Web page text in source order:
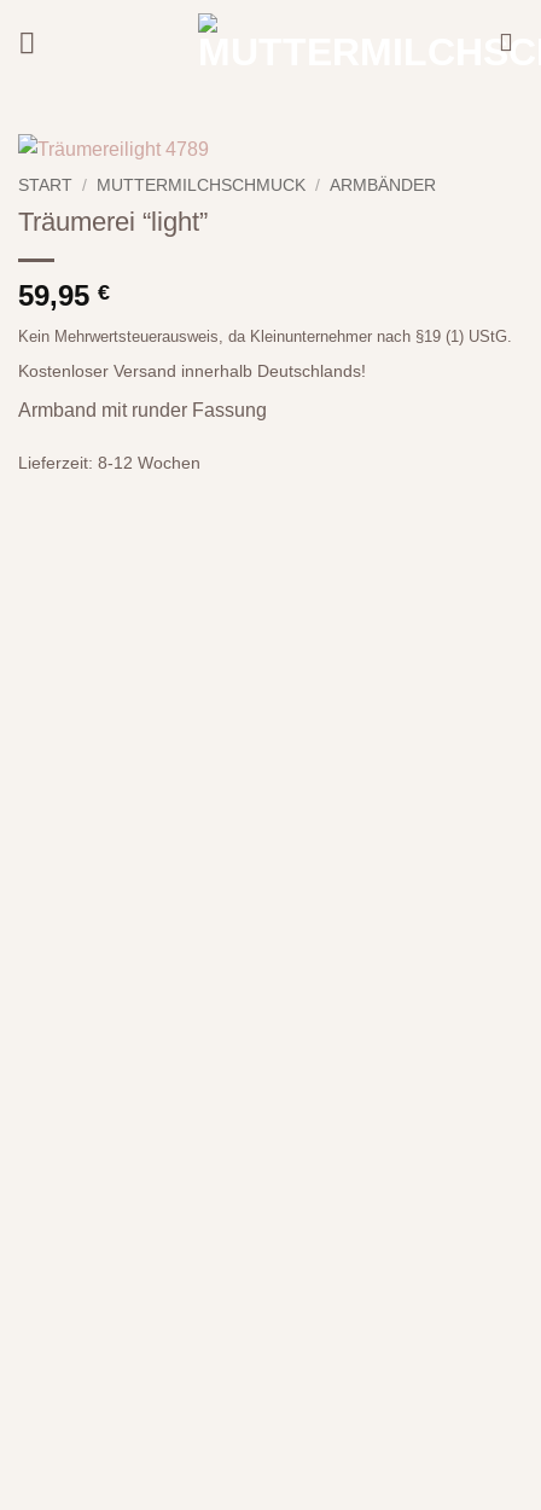
START / MUTTERMILCHSCHMUCK / ARMBÄNDER
Träumerei “light”
59,95 €
Kein Mehrwertsteuerausweis, da Kleinunternehmer nach §19 (1) UStG.
Kostenloser Versand innerhalb Deutschlands!
Armband mit runder Fassung
Lieferzeit: 8-12 Wochen